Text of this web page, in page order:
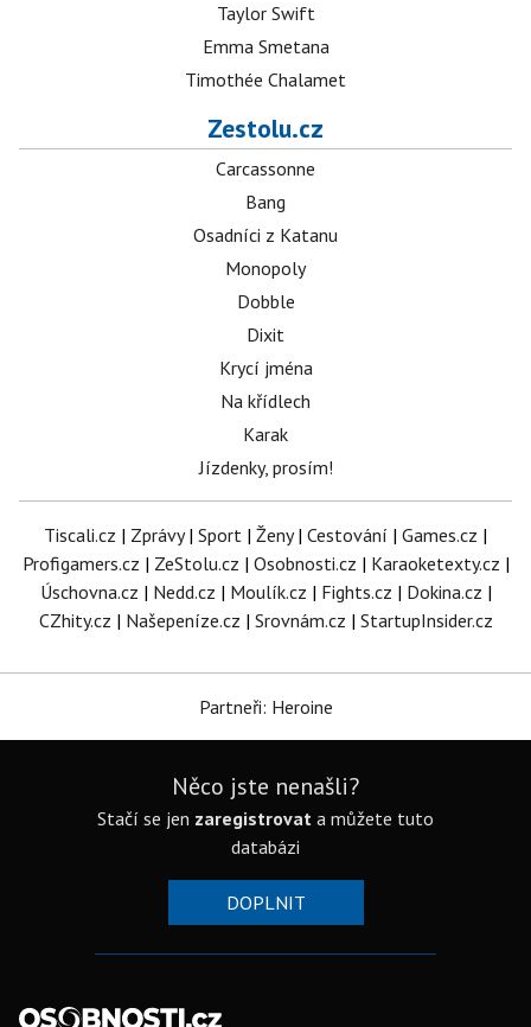
Taylor Swift
Emma Smetana
Timothée Chalamet
Zestolu.cz
Carcassonne
Bang
Osadníci z Katanu
Monopoly
Dobble
Dixit
Krycí jména
Na křídlech
Karak
Jízdenky, prosím!
Tiscali.cz | Zprávy| Sport | Ženy| Cestování | Games.cz |
Profigamers.cz | ZeStolu.cz | Osobnosti.cz | Karaoketexty.cz |
Úschovna.cz | Nedd.cz | Moulík.cz | Fights.cz | Dokina.cz |
CZhity.cz | Našepeníze.cz | Srovnám.cz | StartupInsider.cz
Partneři: Heroine
Něco jste nenašli?
Stačí se jen zaregistrovat a můžete tuto
databázi
DOPLNIT